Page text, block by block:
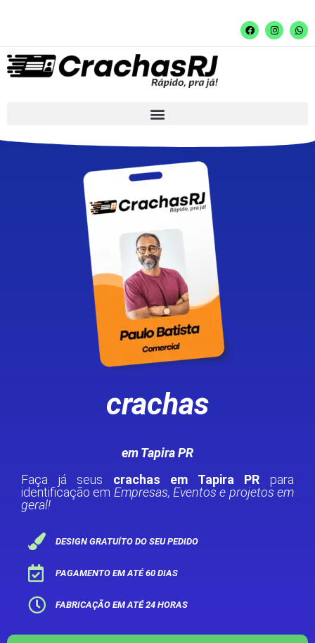
crachas
em Tapira PR
Faça já seus crachas em Tapira PR para
identificação em Empresas, Eventos e projetos em
geral!
DESIGN GRATUÍTO DO SEU PEDIDO
PAGAMENTO EM ATÉ 60 DIAS
FABRICAÇÃO EM ATÉ 24 HORAS